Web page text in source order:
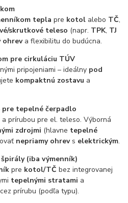
tepla pre kotol alebo TČ,
skrutkové teleso (napr. TPK, TJ
ohreva flexibilitu do budúcna.
pre cirkuláciu TÚV
pripojeniami – ideálny pod
kompaktnú zostavu a
pre tepelné čerpadlo
a prírubou pre el. teleso. Výborná
zdrojmi (hlavne tepelné
nepriamy ohrevs elektrickým.
(iba výmenník)
pre kotol/TČ bez integrovanej
tepelnými stratami a
prírubu (podľa typu).